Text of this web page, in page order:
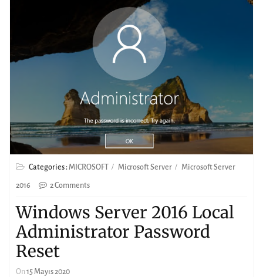
Categories :MICROSOFT Microsoft Server Microsoft Server
2016 2 Comments
Windows Server 2016 Local
Administrator Password
Reset
On15 Mayıs 2020